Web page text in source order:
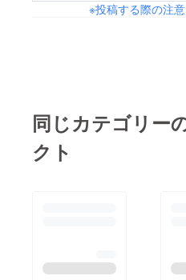
※投稿する際の注
同じカテゴリー
クト